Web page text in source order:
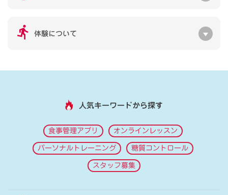
体験について
人気キーワードから探す
食事管理アプリ オンラインレッスン
パーソナルトレーニング 糖質コントロール
スタッフ募集